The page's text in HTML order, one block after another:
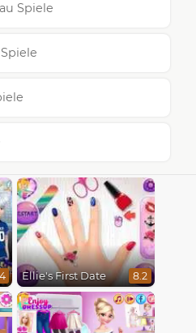
Spiele
Ellie's First Date 8.2